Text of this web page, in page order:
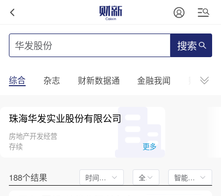
搜索
综合 杂志 财新数据通 金融我闻 财新
珠海华发实业股份有限公司
房地产开发经营
存续
更多
188个结果 时间不限 全文 智能排序